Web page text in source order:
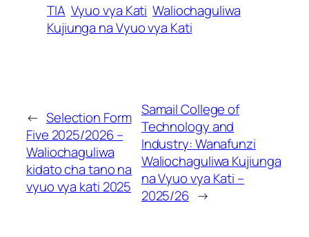
TIA Vyuo vya Kati Waliochaguliwa
Kujiunga na Vyuo vya Kati
← Selection Form
Five 2025/2026 –
Waliochaguliwa
kidato cha tano na
vyuo vya kati 2025
Samail College of
Technology and
Industry: Wanafunzi
Waliochaguliwa Kujiunga
na Vyuo vya Kati –
2025/26 →